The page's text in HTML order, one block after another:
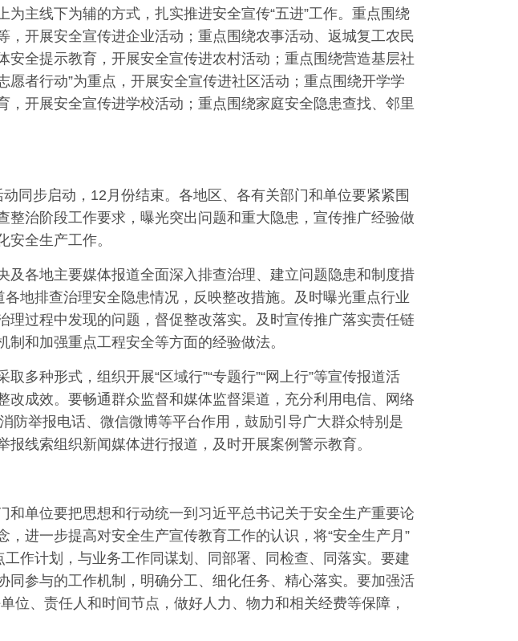
主线下为辅的方式，扎实推进安全宣传“五进”工作。重点围绕
，开展安全宣传进企业活动；重点围绕农事活动、返城复工农民
安全提示教育，开展安全宣传进农村活动；重点围绕营造基层社
愿者行动”为重点，开展安全宣传进社区活动；重点围绕开学学
开展安全宣传进学校活动；重点围绕家庭安全隐患查找、邻里
动同步启动，12月份结束。各地区、各有关部门和单位要紧紧围
整治阶段工作要求，曝光突出问题和重大隐患，宣传推广经验做
全生产工作。
及各地主要媒体报道全面深入排查治理、建立问题隐患和制度措
地排查治理安全隐患情况，反映整改措施。及时曝光重点行业
理过程中发现的问题，督促整改落实。及时宣传推广落实责任链
和加强重点工程安全等方面的经验做法。
多种形式，组织开展“区域行”“专题行”“网上行”等宣传报道活
改成效。要畅通群众监督和媒体监督渠道，充分利用电信、网络
防举报电话、微信微博等平台作用，鼓励引导广大群众特别是
线索组织新闻媒体进行报道，及时开展案例警示教育。
和单位要把思想和行动统一到习近平总书记关于安全生产重要论
进一步提高对安全生产宣传教育工作的认识，将“安全生产月”
作计划，与业务工作同谋划、同部署、同检查、同落实。要建
同参与的工作机制，明确分工、细化任务、精心落实。要加强活
位、责任人和时间节点，做好人力、物力和相关经费等保障，